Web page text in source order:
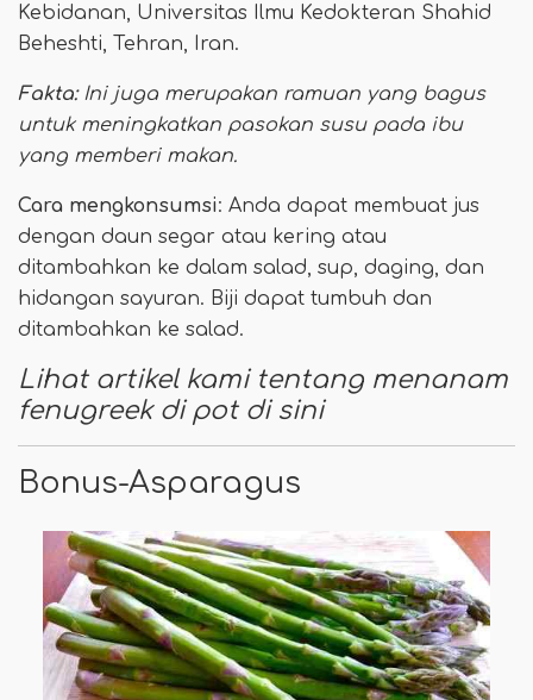
Kebidanan, Universitas Ilmu Kedokteran Shahid
Beheshti, Tehran, Iran.
Fakta:Ini juga merupakan ramuan yang bagus
untuk meningkatkan pasokan susu pada ibu
yang memberi makan.
Cara mengkonsumsi: Anda dapat membuat jus
dengan daun segar atau kering atau
ditambahkan ke dalam salad, sup, daging, dan
hidangan sayuran. Biji dapat tumbuh dan
ditambahkan ke salad.
Lihat artikel kami tentang menanam
fenugreek di pot di sini
Bonus-Asparagus